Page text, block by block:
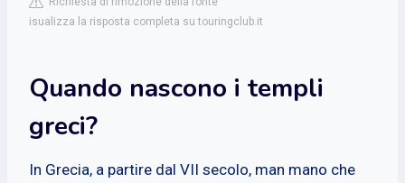
isualizza la risposta completa su touringclub.it
Quando nascono i templi
greci?
In Grecia, a partire dal VII secolo, man mano che